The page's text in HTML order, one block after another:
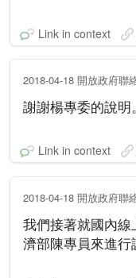
Link in context
2018-04-18 開放政府聯
謝謝楊專委的說明。
Link in context
2018-04-18 開放政府聯
我們接著就國內
濟部陳專員來進行